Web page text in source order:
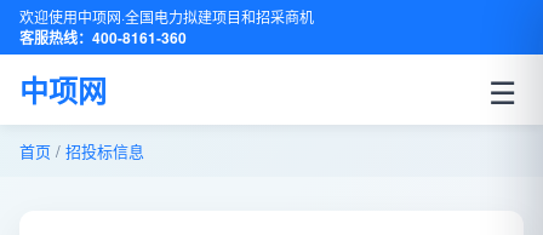
欢迎使用中项网·全国电力拟建项目和招采商机
客服热线：400-8161-360
中项网 ☰
首页 / 招投标信息